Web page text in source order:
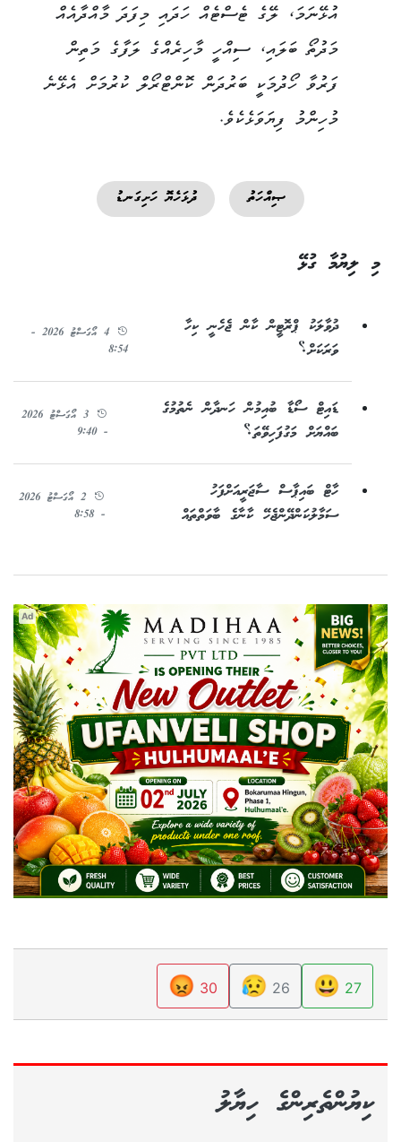
އުޅޭނަމަ، ލޭގެ ޓެސްޓެއް ހަދައި މިފަދަ މާއްދާއެއް
މަދުތޯ ބަލައި، ސިއްހީ މާހިރެއްގެ ލަފާގެ މަތިން
ފަރުވާ ހޯދުމަކީ ބަރުދަން ކޮންޓްރޯލް ކުރުމަށް އެޅޭނެ
މުހިންމު ފިޔަވަޅެކެވެ.
ޞިއްހަތު ދުޅަހެޔޮ ހަށިގަނޑު
މި ލިޔުމާ ގުޅޭ
ދުވާލަކު ޕްރޮޓީން ކާން ޖެހެނީ ކިހާ
ވަރަކަށް؟
4 އޯގަސްޓު 2026 -
8:54
ޑައިޓް ސޯޑާ ބުއިމުން ހަނދާން ނެތުމުގެ
ބައްޔަށް މަގުފަހިވޭތަ؟
3 އޯގަސްޓު 2026
- 9:40
ހާޓް ބައިޕާސް ސާޖަރީއަށްފަހު
ސަމާލުކަންދޭންޖެހޭ ކާނާގެ ބާވަތްތައް
2 އޯގަސްޓު 2026
- 8:58
Ad
27
😃
26
😥
30
😡
ކިޔުންތެރިންގެ ހިޔާލު